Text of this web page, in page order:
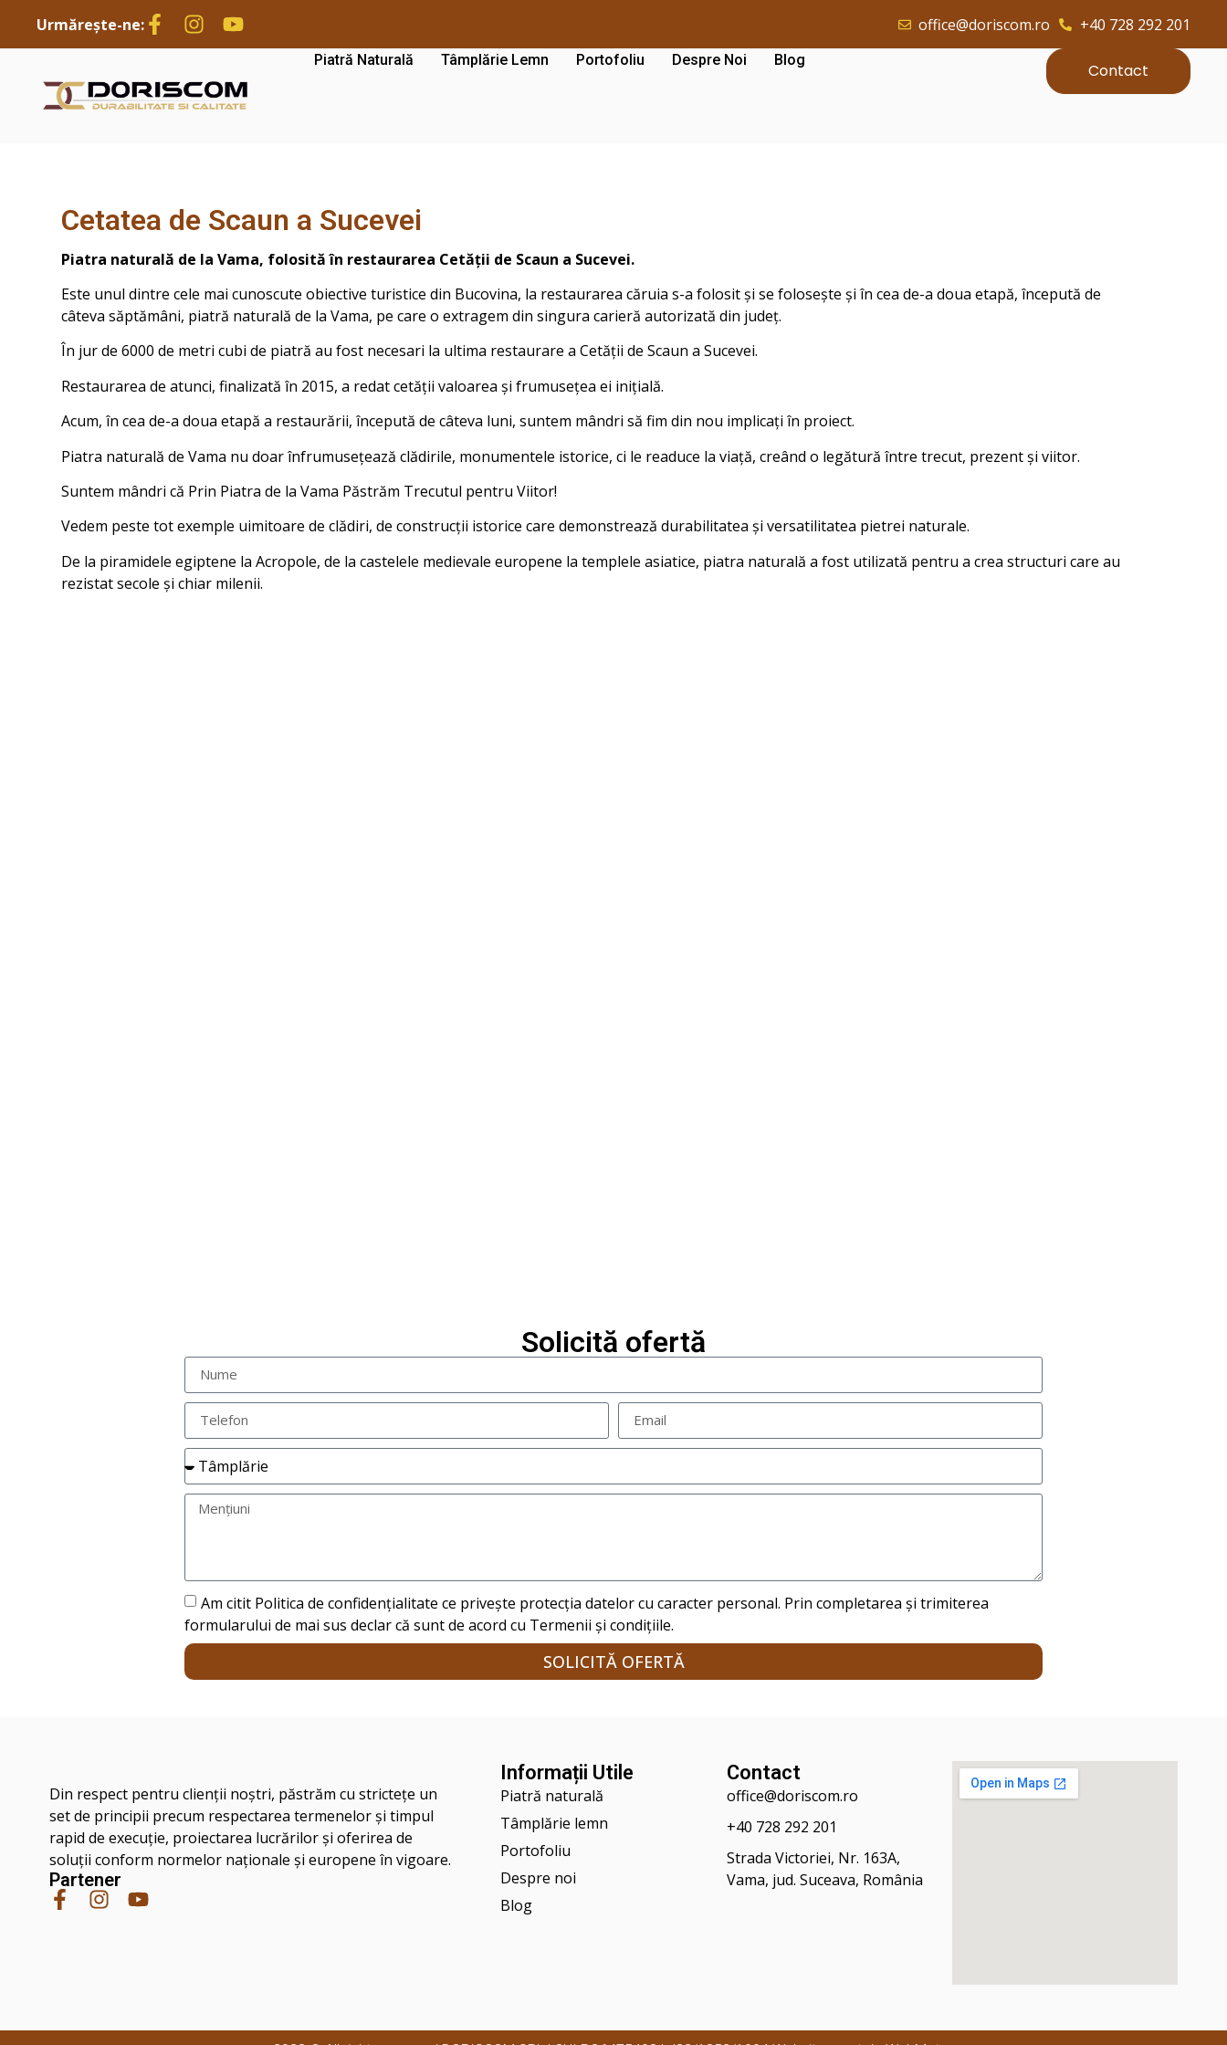
Urmărește-ne: office@doriscom.ro +40 728 292 201
Piatră Naturală Tâmplărie Lemn Portofoliu Despre Noi Blog
Contact
Cetatea de Scaun a Sucevei
Piatra naturală de la Vama, folosită în restaurarea Cetății de Scaun a Sucevei.
Este unul dintre cele mai cunoscute obiective turistice din Bucovina, la restaurarea căruia s-a folosit și se folosește și în cea de-a doua etapă, începută de
câteva săptămâni, piatră naturală de la Vama, pe care o extragem din singura carieră autorizată din județ.
În jur de 6000 de metri cubi de piatră au fost necesari la ultima restaurare a Cetății de Scaun a Sucevei.
Restaurarea de atunci, finalizată în 2015, a redat cetății valoarea și frumusețea ei inițială.
Acum, în cea de-a doua etapă a restaurării, începută de câteva luni, suntem mândri să fim din nou implicați în proiect.
Piatra naturală de Vama nu doar înfrumusețează clădirile, monumentele istorice, ci le readuce la viață, creând o legătură între trecut, prezent și viitor.
Suntem mândri că Prin Piatra de la Vama Păstrăm Trecutul pentru Viitor!
Vedem peste tot exemple uimitoare de clădiri, de construcții istorice care demonstrează durabilitatea și versatilitatea pietrei naturale.
De la piramidele egiptene la Acropole, de la castelele medievale europene la templele asiatice, piatra naturală a fost utilizată pentru a crea structuri care au
rezistat secole și chiar milenii.
Solicită ofertă
Am citit Politica de confidențialitate ce privește protecția datelor cu caracter personal. Prin completarea și trimiterea
formularului de mai sus declar că sunt de acord cu Termenii și condițiile.
SOLICITĂ OFERTĂ
Din respect pentru clienţii noştri, păstrăm cu stricteţe un
set de principii precum respectarea termenelor şi timpul
rapid de execuţie, proiectarea lucrărilor şi oferirea de
soluţii conform normelor naţionale şi europene în vigoare.
Partener
Informații Utile
Piatră naturală
Tâmplărie lemn
Portofoliu
Despre noi
Blog
Contact
office@doriscom.ro
+40 728 292 201
Strada Victoriei, Nr. 163A,
Vama, jud. Suceava, România